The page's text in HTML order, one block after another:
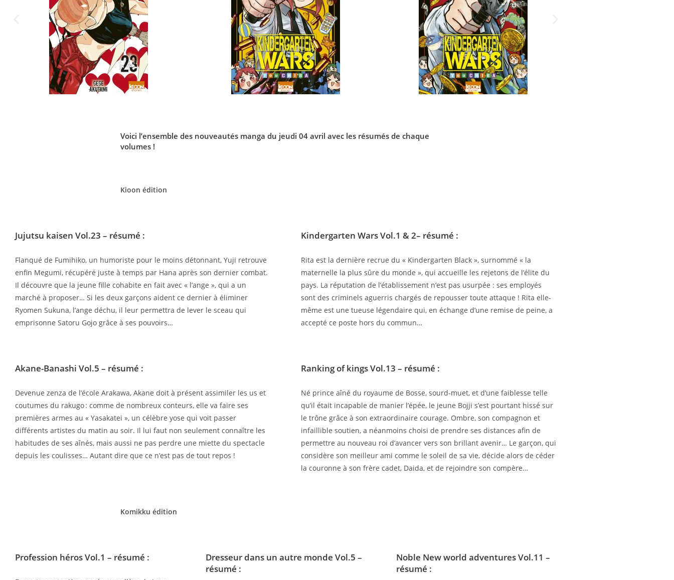
Voici l’ensemble des nouveautés manga du jeudi 04 avril avec les résumés de chaque
volumes !
Kioon édition
Jujutsu kaisen Vol.23 – résumé :
Flanqué de Fumihiko, un humoriste pour le moins détonnant, Yuji retrouve
enfin Megumi, récupéré juste à temps par Hana après son dernier combat.
Il découvre que la jeune fille cohabite en fait avec « l’ange », qui a un
marché à proposer… Si les deux garçons aident ce dernier à éliminer
Ryomen Sukuna, l’ange déchu, il leur permettra de lever le sceau qui
emprisonne Satoru Gojo grâce à ses pouvoirs…
Kindergarten Wars Vol.1 & 2– résumé :
Rita est la dernière recrue du « Kindergarten Black », surnommé « la
maternelle la plus sûre du monde », qui accueille les rejetons de l’élite du
pays. La réputation de l’établissement n’est pas usurpée : ses employés
sont des criminels aguerris chargés de repousser toute attaque ! Rita elle-
même est une tueuse légendaire qui, en échange d’une remise de peine, a
accepté ce poste hors du commun…
Akane-Banashi Vol.5 – résumé :
Devenue zenza de l’école Arakawa, Akane doit à présent assimiler les us et
coutumes du rakugo : comme de nombreux conteurs, elle va faire ses
premières armes au « Yasakatei », un célèbre yose qui voit passer
différents artistes du matin au soir. Il lui faut non seulement connaître les
habitudes de ses aînés, mais aussi ne pas perdre une miette du spectacle
depuis les coulisses… Autant dire que ce n’est pas de tout repos !
Ranking of kings Vol.13 – résumé :
Né prince aîné du royaume de Bosse, sourd-muet, et d’une faiblesse telle
qu’il était incapable de manier l’épée, le jeune Bojji s’est pourtant hissé sur
le trône grâce à son extraordinaire courage. Ombre, son compagnon et
infaillible soutien, a néanmoins choisi de prendre ses distances afin de
permettre au nouveau roi d’avancer vers son brillant avenir… Le garçon, qui
considère son meilleur ami comme le soleil de sa vie, décide alors de céder
la couronne à son frère cadet, Daida, et de rejoindre son compère…
Komikku édition
Profession héros Vol.1 – résumé : Dresseur dans un autre monde Vol.5 –
résumé :
Noble New world adventures Vol.11 –
résumé :